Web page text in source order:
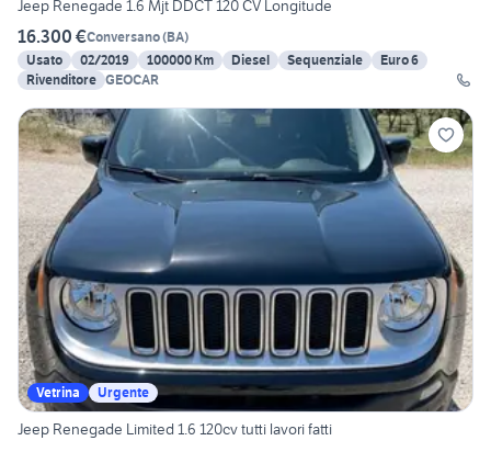
Jeep Renegade 1.6 Mjt DDCT 120 CV Longitude
16.300 €Conversano(BA)
Usato
02/2019 100000 Km Diesel Sequenziale
Euro 6
Rivenditore GEOCAR
Vetrina Urgente
Jeep Renegade Limited 1.6 120cv tutti lavori fatti